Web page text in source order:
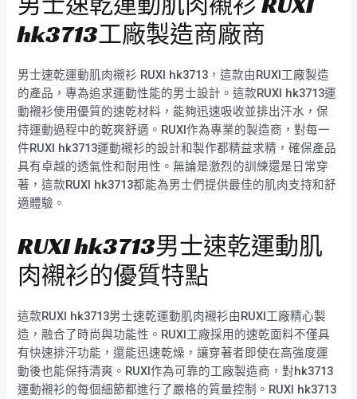
hk3713工廠製造商廠商
男士速乾運動肌肉襯衫 RUXI hk3713，這款由RUXI工廠製造
的產品，專為追求運動性能的男士設計。這款RUXI hk3713運
動襯衫使用優質的速乾材料，能夠迅速吸收並排出汗水，保
持運動過程中的乾爽舒適。RUXI作為專業的製造商，對每一
件RUXI hk3713運動襯衫的設計和製作都精益求精，確保產品
具有卓越的透氣性和耐用性。無論是激烈的訓練還是日常穿
著，這款RUXI hk3713都能為男士們提供最佳的肌肉支持和舒
適體驗。
RUXI hk3713男士速乾運動肌
肉襯衫的優質特點
這款RUXI hk3713男士速乾運動肌肉襯衫由RUXI工廠精心製
造，融合了時尚與功能性。RUXI工廠採用的速乾面料不僅具
有快速排汗功能，還能迅速乾燥，讓穿著者即使在高強度運
動後也能保持清爽。RUXI作為可靠的工廠製造商，對hk3713
運動襯衫的每個細節都進行了嚴格的質量控制。RUXI hk3713